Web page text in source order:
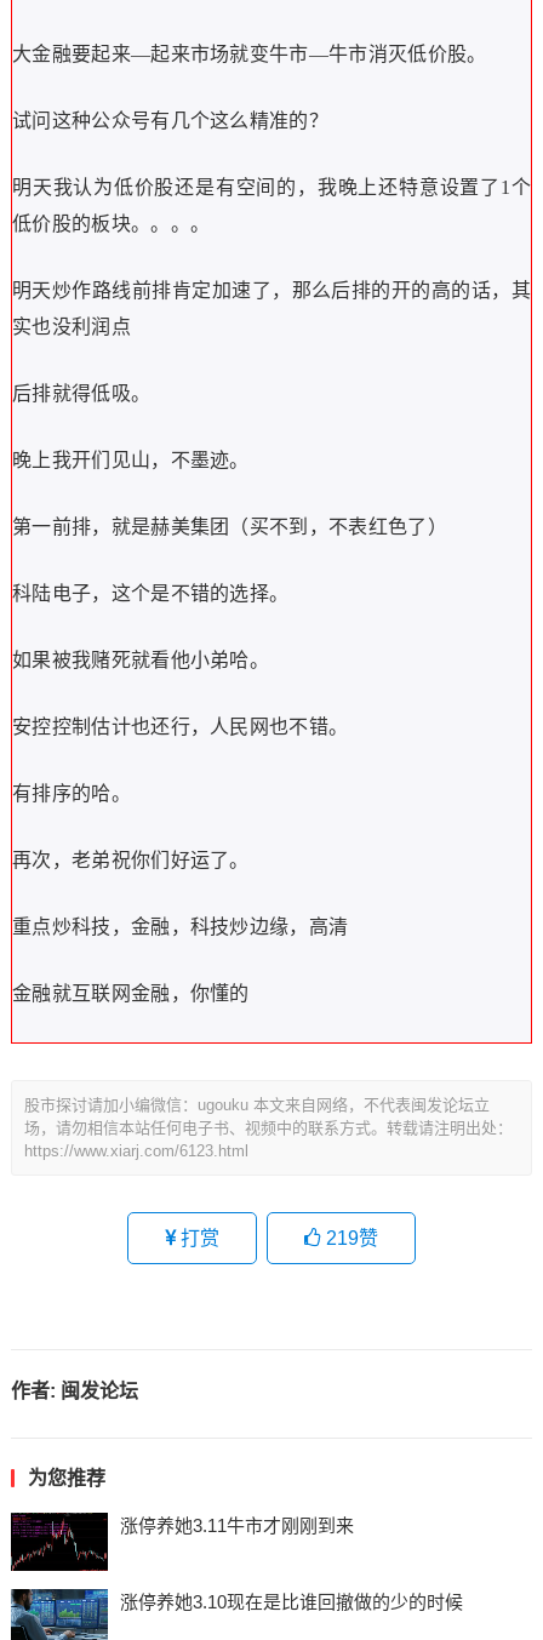
大金融要起来—起来市场就变牛市—牛市消灭低价股。
试问这种公众号有几个这么精准的？
明天我认为低价股还是有空间的，我晚上还特意设置了1个
低价股的板块。。。。
明天炒作路线前排肯定加速了，那么后排的开的高的话，其
实也没利润点
后排就得低吸。
晚上我开们见山，不墨迹。
第一前排，就是赫美集团（买不到，不表红色了）
科陆电子，这个是不错的选择。
如果被我赌死就看他小弟哈。
安控控制估计也还行， 人民网也不错。
有排序的哈。
再次，老弟祝你们好运了。
重点炒科技，金融，科技炒边缘，高清
金融就互联网金融，你懂的
股市探讨请加小编微信：ugouku 本文来自网络，不代表闽发论坛立
场，请勿相信本站任何电子书、视频中的联系方式。转载请注明出处：
https://www.xiarj.com/6123.html
打赏 219赞
作者: 闽发论坛
为您推荐
涨停养她3.11牛市才刚刚到来
涨停养她3.10现在是比谁回撤做的少的时候